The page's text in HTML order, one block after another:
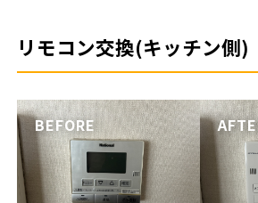
リモコン交換(キッチン側)